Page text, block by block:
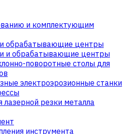
и комплектующим
обрабатывающие центры
и обрабатывающие центры
поворотные столы для
электроэрозионные станки
резки металла
инструмента